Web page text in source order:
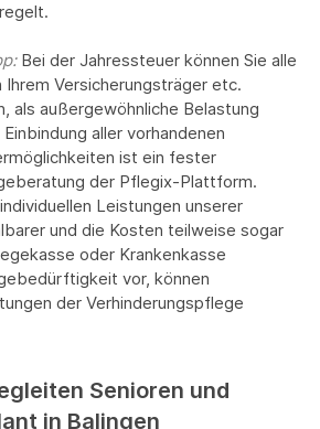
Bei der Jahressteuer können Sie alle
Versicherungsträger etc.
als außergewöhnliche Belastung
aller vorhandenen
ist ein fester
der Pflegix-Plattform.
Leistungen unserer
und die Kosten teilweise sogar
oder Krankenkasse
vor, können
der Verhinderungspflege
Senioren und
in Balingen